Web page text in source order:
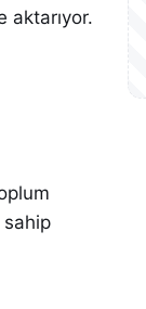
aktarıyor.
sahip